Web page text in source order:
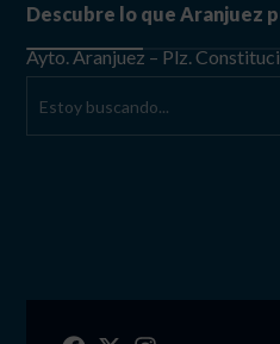
Descubre lo que Aranjuez
Ayto. Aranjuez – Plz.